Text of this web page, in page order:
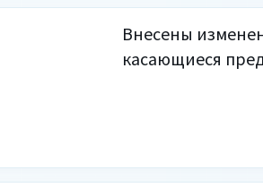
Внесены
касающиеся